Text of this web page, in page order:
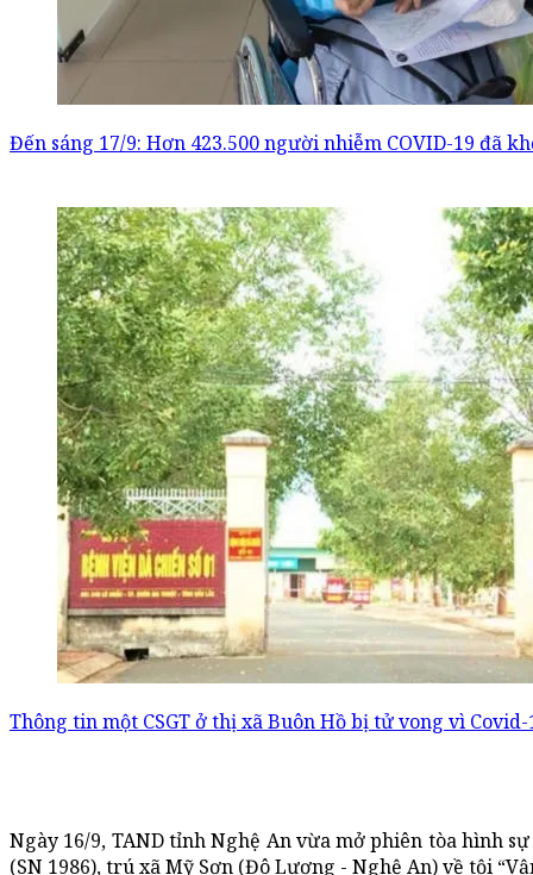
Đến sáng 17/9: Hơn 423.500 người nhiễm COVID-19 đã
Thông tin một CSGT ở thị xã Buôn Hồ bị tử vong vì
Ngày 16/9, TAND tỉnh Nghệ An vừa mở phiên tòa hình
(SN 1986), trú xã Mỹ Sơn (Đô Lương - Nghệ An) về tội